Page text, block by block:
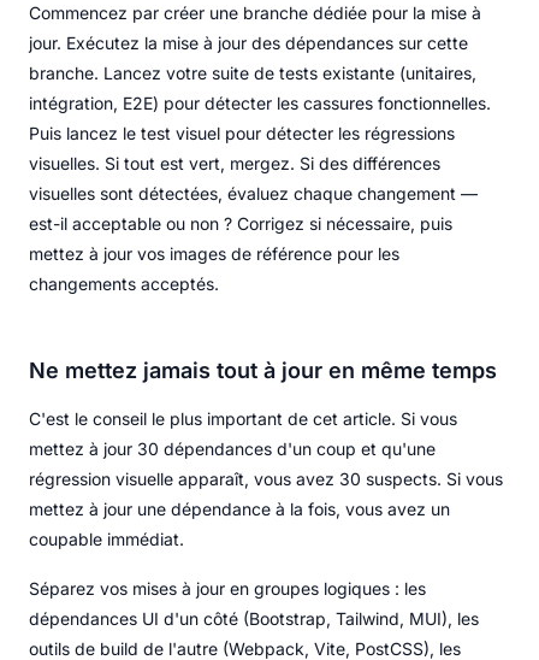
Commencez par créer une branche dédiée pour la mise à
jour. Exécutez la mise à jour des dépendances sur cette
branche. Lancez votre suite de tests existante (unitaires,
intégration, E2E) pour détecter les cassures fonctionnelles.
Puis lancez le test visuel pour détecter les régressions
visuelles. Si tout est vert, mergez. Si des différences
visuelles sont détectées, évaluez chaque changement —
est-il acceptable ou non ? Corrigez si nécessaire, puis
mettez à jour vos images de référence pour les
changements acceptés.
Ne mettez jamais tout à jour en même temps
C'est le conseil le plus important de cet article. Si vous
mettez à jour 30 dépendances d'un coup et qu'une
régression visuelle apparaît, vous avez 30 suspects. Si vous
mettez à jour une dépendance à la fois, vous avez un
coupable immédiat.
Séparez vos mises à jour en groupes logiques : les
dépendances UI d'un côté (Bootstrap, Tailwind, MUI), les
outils de build de l'autre (Webpack, Vite, PostCSS), les